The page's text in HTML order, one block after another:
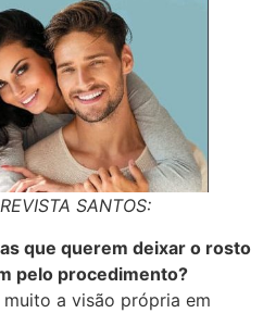
SANTOS:
que querem deixar o rosto
pelo procedimento?
a visão própria em